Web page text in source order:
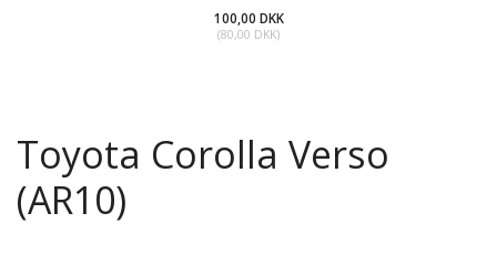
100,00 DKK
(80,00 DKK)
Toyota Corolla Verso
(AR10)